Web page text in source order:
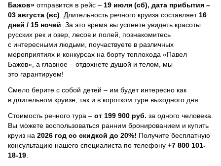
Бажов» отправится в рейс – 19 июля (сб), дата прибытия –
03 августа (вс) . Длительность речного круиза составляет 16
дней / 15 ночей За это время вы успеете увидеть красоты
русских рек и озер, лесов и полей, познакомитесь
с интересными людьми, поучаствуете в различных
мероприятиях и конкурсах на борту теплохода «Павел
Бажов», а главное – отдохнете душой и телом, мы
это гарантируем!
Смело берите с собой детей – им будет интересно как
в длительном круизе, так и в коротком туре выходного дня.
Стоимость речного тура – от 199 900 руб. за одного человека.
Вы можете воспользоваться ранним бронированием и купить
круиз на 2026 год со скидкой до 20%! Получите бесплатную
консультацию нашего специалиста по телефону +7 800 101-
18-19